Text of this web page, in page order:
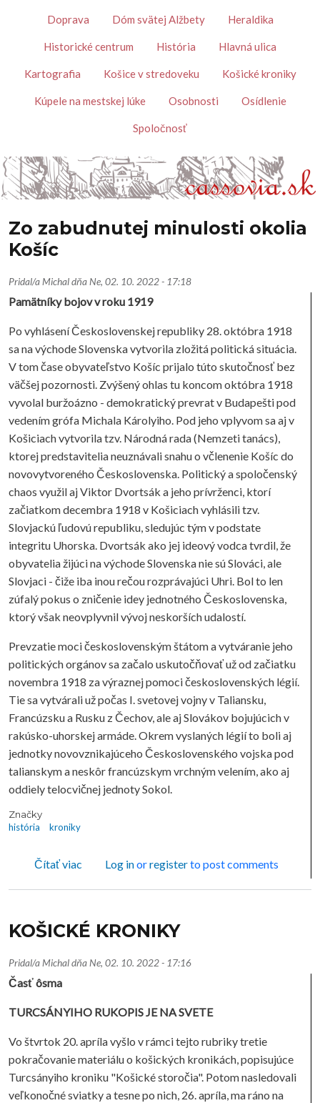
TémyDoprava Dóm svätej Alžbety Heraldika
Historické centrum História Hlavná ulica
Kartografia Košice v stredoveku Košické kroniky
Kúpele na mestskej lúke Osobnosti Osídlenie
Spoločnosť
Zo zabudnutej minulosti okolia
Košíc
Pridal/a Michaldňa Ne, 02. 10. 2022 - 17:18
Pamätníky bojov v roku 1919
Po vyhlásení Československej republiky 28. októbra 1918
sa na východe Slovenska vytvorila zložitá politická situácia.
V tom čase obyvateľstvo Košíc prijalo túto skutočnosť bez
väčšej pozornosti. Zvýšený ohlas tu koncom októbra 1918
vyvolal buržoázno - demokratický prevrat v Budapešti pod
vedením grófa Michala Károlyiho. Pod jeho vplyvom sa aj v
Košiciach vytvorila tzv. Národná rada (Nemzeti tanács),
ktorej predstavitelia neuznávali snahu o včlenenie Košíc do
novovytvoreného Československa. Politický a spoločenský
chaos využil aj Viktor Dvortsák a jeho prívrženci, ktorí
začiatkom decembra 1918 v Košiciach vyhlásili tzv.
Slovjackú ľudovú republiku, sledujúc tým v podstate
integritu Uhorska. Dvortsák ako jej ideový vodca tvrdil, že
obyvatelia žijúci na východe Slovenska nie sú Slováci, ale
Slovjaci - čiže iba inou rečou rozprávajúci Uhri. Bol to len
zúfalý pokus o zničenie idey jednotného Československa,
ktorý však neovplyvnil vývoj neskorších udalostí.
Prevzatie moci československým štátom a vytváranie jeho
politických orgánov sa začalo uskutočňovať už od začiatku
novembra 1918 za výraznej pomoci československých légií.
Tie sa vytvárali už počas I. svetovej vojny v Taliansku,
Francúzsku a Rusku z Čechov, ale aj Slovákov bojujúcich v
rakúsko-uhorskej armáde. Okrem vyslaných légií to boli aj
jednotky novovznikajúceho Československého vojska pod
talianskym a neskôr francúzskym vrchným velením, ako aj
oddiely telocvičnej jednoty Sokol.
Značky
história
kroniky
Čítať viaco Zo zabudnutej minulosti okolia Košíc
Log inorregisterto post comments
KOŠICKÉ KRONIKY
Pridal/a Michaldňa Ne, 02. 10. 2022 - 17:16
Časť ôsma
TURCSÁNYIHO RUKOPIS JE NA SVETE
Vo štvrtok 20. apríla vyšlo v rámci tejto rubriky tretie
pokračovanie materiálu o košických kronikách, popisujúce
Turcsányiho kroniku "Košické storočia". Potom nasledovali
veľkonočné sviatky a tesne po nich, 26. apríla, ma ráno na